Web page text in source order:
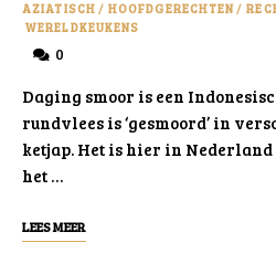
AZIATISCH / HOOFDGERECHTEN/
WERELDKEUKENS
0
Daging smoor is een
rundvlees is ‘gesmoord’ in
ketjap. Het is hier in
het …
LEES MEER